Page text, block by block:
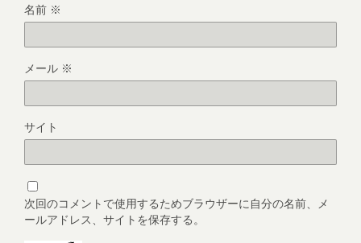
名前 ※
メール ※
サイト
次回のコメントで使用するためブラウザーに自分の名前、メ
ールアドレス、サイトを保存する。